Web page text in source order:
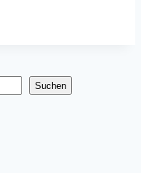
Suchen